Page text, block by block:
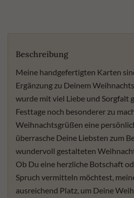
Beschreibung
Meine handgefertigten Karten
Ergänzung zu Deinem
wurde mit viel Liebe und Sorgfalt
Festtage noch besonderer zu
Weihnachtsgrüßen eine
überrasche Deine Liebsten zum
wundervoll gestalteten
Ob Du eine herzliche Botschaft
Spruch vermitteln möchtest,
ausreichend Platz, um Deine